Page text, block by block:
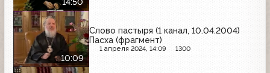
10:09
Слово пастыря (1 канал, 10.04.2004)
Пасха (фрагмент)
1 апреля 2024, 14:09 1300